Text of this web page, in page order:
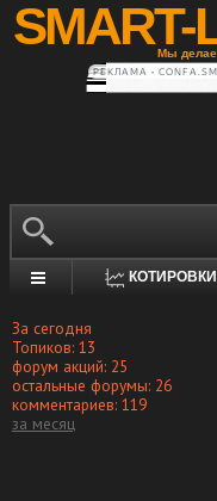
SMART-
Мы
РЕКЛАМА •
КОТИРОВКИ
За сегодня
Топиков: 13
форум акций: 25
остальные форумы: 26
комментариев: 119
за месяц